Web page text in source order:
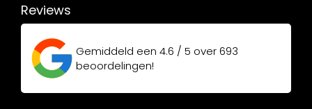
Reviews
Gemiddeld een 4.6 / 5 over693
beoordelingen!